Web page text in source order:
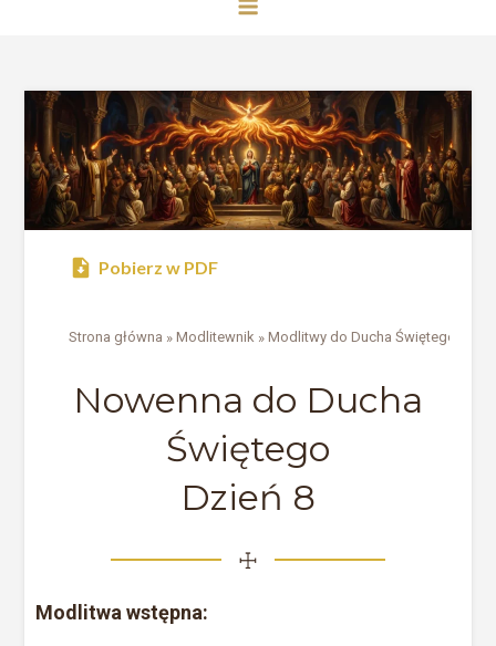
Pobierz w PDF
Strona główna »Modlitewnik »Modlitwy do Ducha Świętego
Nowenna do Ducha
Świętego
Dzień 8
☩
Modlitwa wstępna: